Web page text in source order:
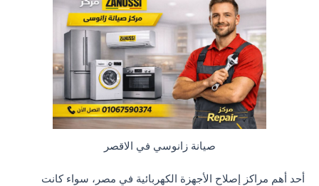
صيانة زانوسي في الاقصر
أحد أهم مراكز إصلاح الأجهزة الكهربائية في مصر، سواء كانت